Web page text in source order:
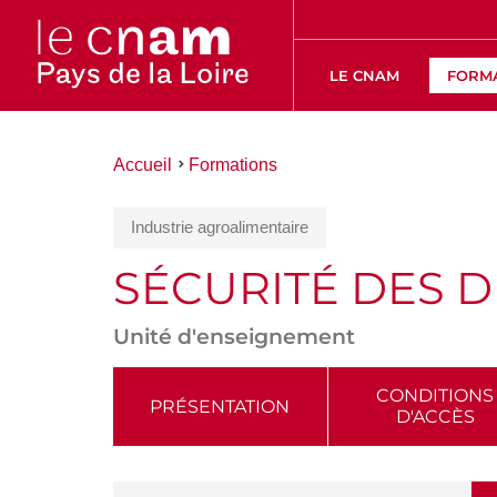
LE CNAM
Vous
Accueil Formations
Industrie agroalimentaire
SÉCURITÉ DES
Unité d'enseignement
ACCÉDER
PRÉSENTATION
CONDITIONS
D'ACCÈS